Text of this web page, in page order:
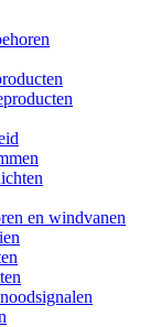
en windvanen